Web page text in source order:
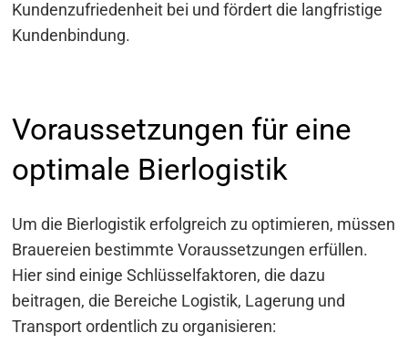
Kundenzufriedenheit bei und fördert die langfristige
Kundenbindung.
Voraussetzungen für eine
optimale Bierlogistik
Um die Bierlogistik erfolgreich zu optimieren, müssen
Brauereien bestimmte Voraussetzungen erfüllen.
Hier sind einige Schlüsselfaktoren, die dazu
beitragen, die Bereiche Logistik, Lagerung und
Transport ordentlich zu organisieren: